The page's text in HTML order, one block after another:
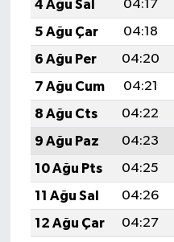
4 Ağu Sal
04:17
5 Ağu Çar
04:18
6 Ağu Per
04:20
7 Ağu Cum
04:21
8 Ağu Cts
04:22
9 Ağu Paz
04:23
10 Ağu Pts
04:25
11 Ağu Sal
04:26
12 Ağu Çar
04:27